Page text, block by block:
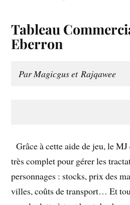
Tableau
Eberron
Par Magicgus et Rajqawee
Grâce à cette aide de jeu, le
très complet pour gérer les
personnages : stocks, prix des
villes, coûts de transport… Et